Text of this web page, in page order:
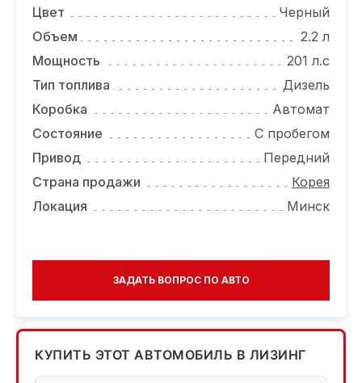
Цвет
Черный
Объем
2.2 л
Мощность
201 л.с
Тип топлива
Дизель
Коробка
Автомат
Состояние
С пробегом
Привод
Передний
Страна продажи
Корея
Локация
Минск
ЗАДАТЬ ВОПРОС ПО АВТО
КУПИТЬ ЭТОТ АВТОМОБИЛЬ В ЛИЗИНГ